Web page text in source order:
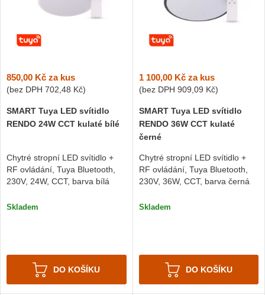
850,00 Kč za kus
(bez DPH 702,48 Kč)
SMART Tuya LED svítidlo
RENDO 24W CCT kulaté bílé
Chytré stropní LED svítidlo +
RF ovládání, Tuya Bluetooth,
230V, 24W, CCT, barva bílá
Skladem
DO KOŠÍKU
1 100,00 Kčza kus
(bez DPH 909,09 Kč)
SMART Tuya LED svítidlo
RENDO 36W CCT kulaté
černé
Chytré stropní LED svítidlo +
RF ovládání, Tuya Bluetooth,
230V, 36W, CCT, barva černá
Skladem
DO KOŠÍKU